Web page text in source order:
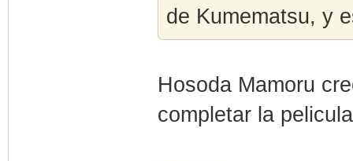
de Kumematsu, y
Hosoda Mamoru
completar la